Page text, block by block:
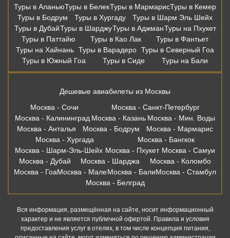
Туры в АланьюТуры в БелекТуры в МармарисТуры в Кемер
Туры в Бодрум
Туры в Хургаду
Туры в Шарм Эль Шейх
Туры в ДубайТуры в ШарджуТуры в АджманТуры на Пхукет
Туры в Паттайю
Туры в Као Лак
Туры в Фантьет
Туры на Хайнань Туры в Варадеро Туры в Северный Гоа
Туры в Южный Гоа
Туры в Сиде Туры на Бали
Дешевые авиабилеты из Москвы
Москва - Сочи
Москва - Санкт-Петербург
Москва - Калининград Москва - Казань Москва - Мин. Воды
Москва - Анталья
Москва - Бодрум
Москва - Мармарис
Москва - Хургада
Москва - Бангкок
Москва - Шарм-Эль-Шейх Москва - Пхукет Москва - Самуи
Москва - Дубай
Москва - Шарджа
Москва - Коломбо
Москва - ГоаМосква - МалеМосква - БалиМосква - Стамбул
Москва - Белград
Вся информация, размещённая на сайте, носит информационный
характер и не является публичной офертой. Правила и условия
предоставления услуг в отелях, в том числе концепция питания,